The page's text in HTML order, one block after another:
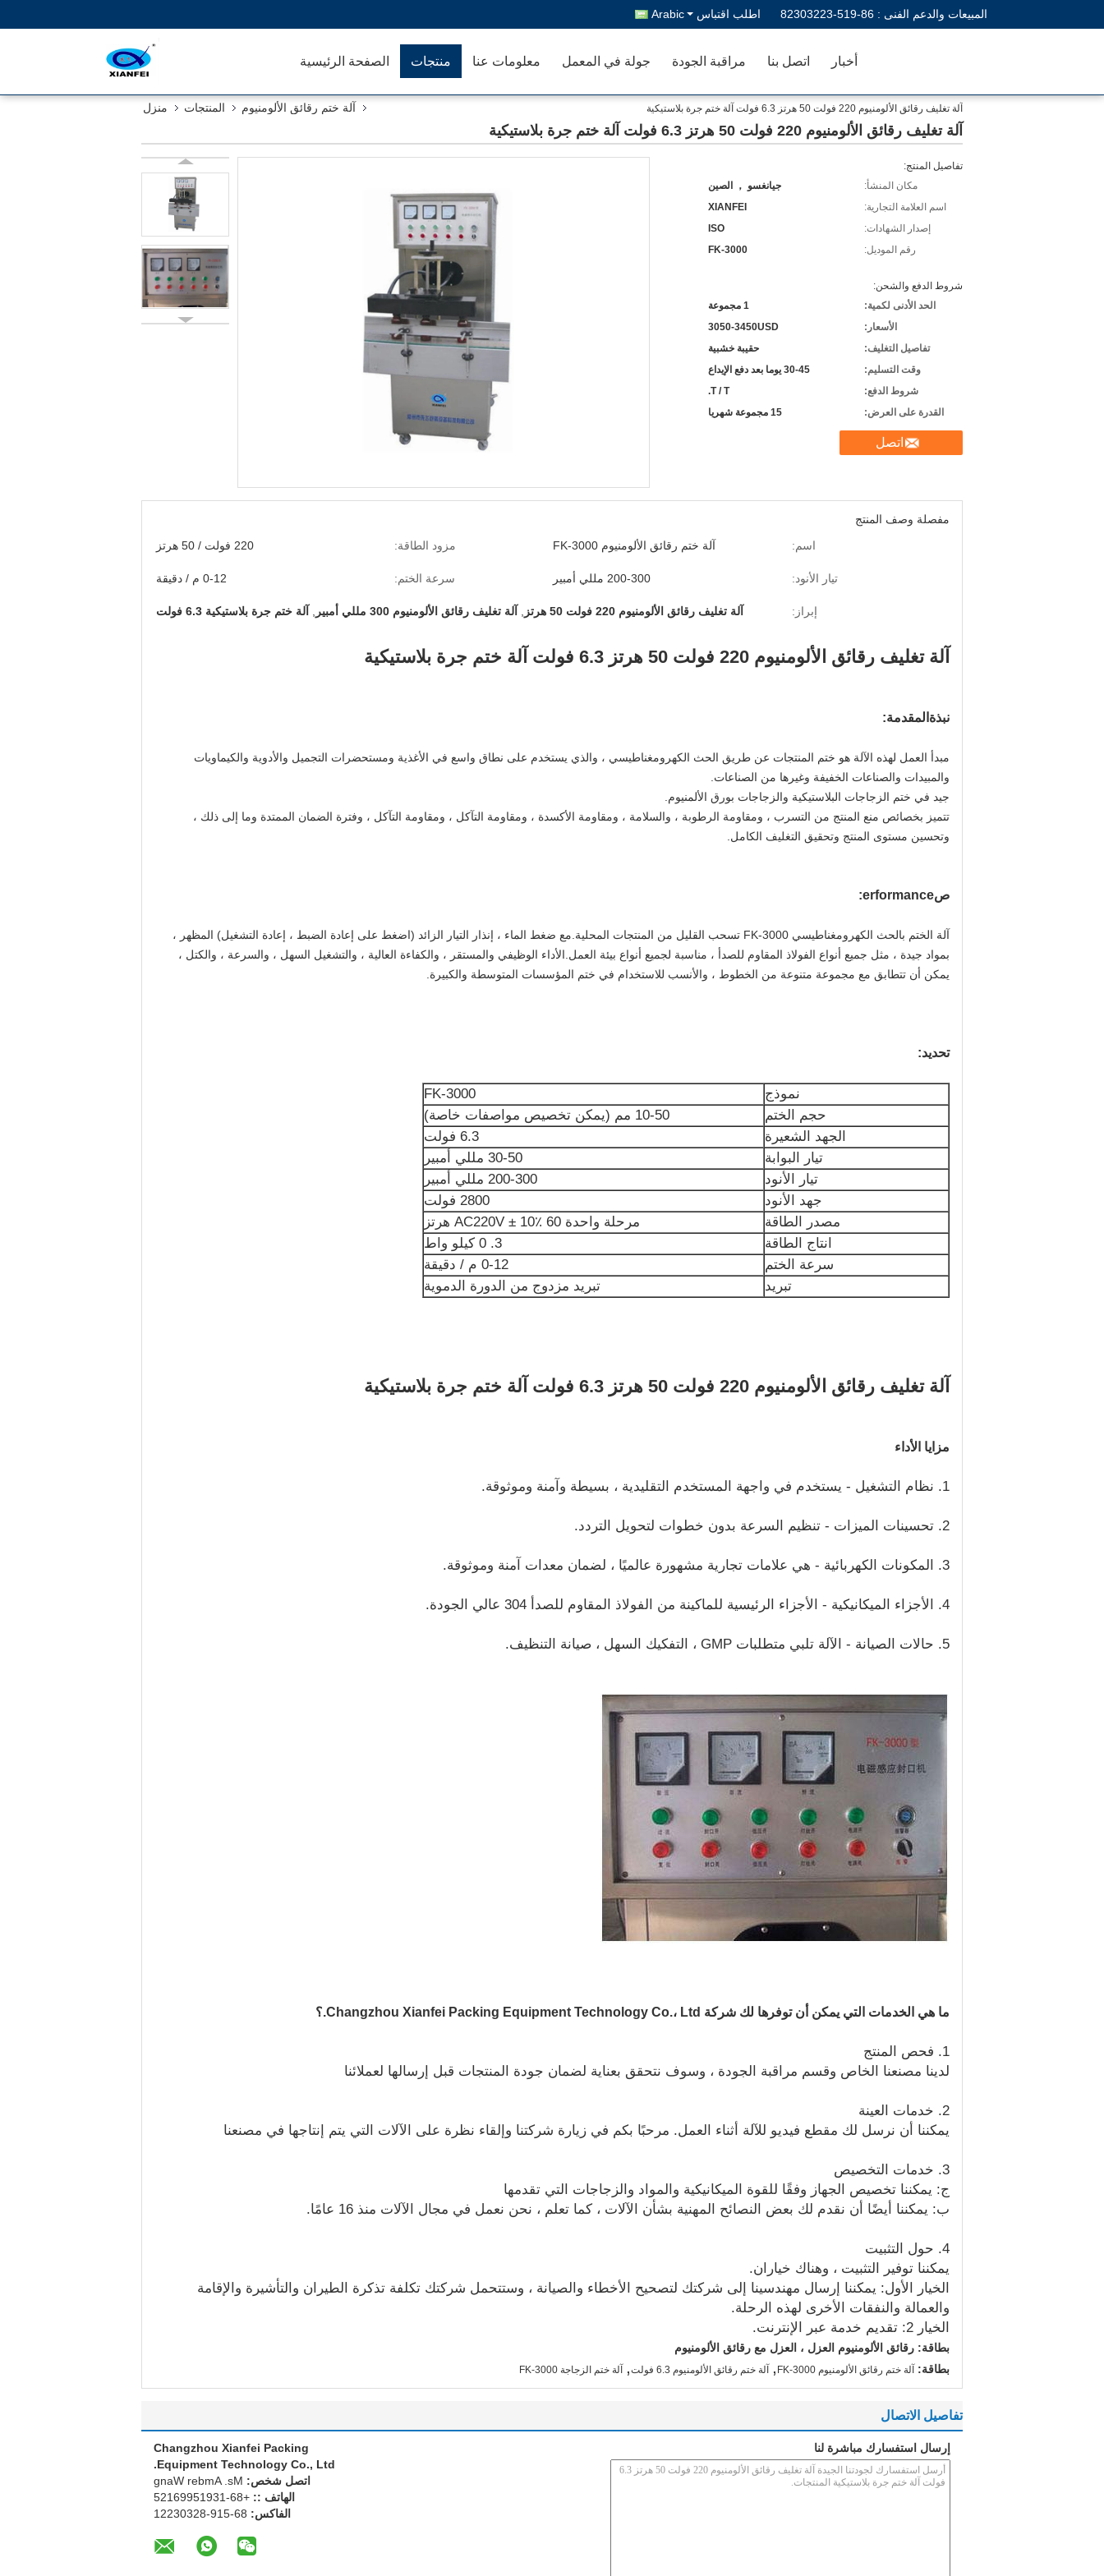
المبيعات والدعم الفنى : 86-519-82303223 اطلب اقتباس Arabic
الصفحة الرئيسية منتجات معلومات عنا جولة في المعمل مراقبة الجودة اتصل بنا أخبار
منزل المنتجات آلة ختم رقائق الألومنيوم آلة تغليف رقائق الألومنيوم 220 فولت 50 هرتز 6.3 فولت آلة ختم جرة بلاستيكية
آلة تغليف رقائق الألومنيوم 220 فولت 50 هرتز 6.3 فولت آلة ختم جرة بلاستيكية
تفاصيل المنتج:
مكان المنشأ:
جيانغسو ， الصين
اسم العلامة التجارية:
XIANFEI
إصدار الشهادات:
ISO
رقم الموديل:
FK-3000
شروط الدفع والشحن:
الحد الأدنى لكمية:
1 مجموعة
الأسعار:
3050-3450USD
تفاصيل التغليف:
حقيبة خشبية
وقت التسليم:
30-45 يوما بعد دفع الإيداع
شروط الدفع:
T / T.
القدرة على العرض:
15 مجموعة شهريا
اتصل
مفصلة وصف المنتج
اسم:
آلة ختم رقائق الألومنيوم FK-3000 مزود الطاقة: 220 فولت / 50 هرتز
تيار الأنود: 200-300 مللي أمبير سرعة الختم: 0-12 م / دقيقة
إبراز: آلة تغليف رقائق الألومنيوم 220 فولت 50 هرتز آلة تغليف رقائق الألومنيوم 300 مللي أمبير آلة ختم جرة بلاستيكية 6.3 فولت
آلة تغليف رقائق الألومنيوم 220 فولت 50 هرتز 6.3 فولت آلة ختم جرة بلاستيكية
نبذة المقدمة:
مبدأ العمل لهذه الآلة هو ختم المنتجات عن طريق الحث الكهرومغناطيسي ، والذي يستخدم على نطاق واسع في الأغذية ومستحضرات التجميل والأدوية والكيماويات
والمبيدات والصناعات الخفيفة وغيرها من الصناعات.
جيد في ختم الزجاجات البلاستيكية والزجاجات بورق الألمنيوم.
تتميز بخصائص منع المنتج من التسرب ، ومقاومة الرطوبة ، والسلامة ، ومقاومة الأكسدة ، ومقاومة التآكل ، ومقاومة التآكل ، وفترة الضمان الممتدة وما إلى ذلك ،
وتحسين مستوى المنتج وتحقيق التغليف الكامل.
صerformance
:
آلة الختم بالحث الكهرومغناطيسي FK-3000 تسحب القليل من المنتجات المحلية.مع ضغط الماء ، إنذار التيار الزائد (اضغط على إعادة الضبط ، إعادة التشغيل) المظهر ،
بمواد جيدة ، مثل جميع أنواع الفولاذ المقاوم للصدأ ، مناسبة لجميع أنواع بيئة العمل.الأداء الوظيفي والمستقر ، والكفاءة العالية ، والتشغيل السهل ، والسرعة ، والكتل ،
يمكن أن تتطابق مع مجموعة متنوعة من الخطوط ، والأنسب للاستخدام في ختم المؤسسات المتوسطة والكبيرة.
تحديد:
نموذج
FK-3000
حجم الختم
10-50 مم (يمكن تخصيص مواصفات خاصة)
الجهد الشعيرة
6.3 فولت
تيار البوابة
30-50 مللي أمبير
تيار الأنود
200-300 مللي أمبير
جهد الأنود
2800 فولت
مصدر الطاقة
مرحلة واحدة AC220V ± 10٪ 60 هرتز
انتاج الطاقة
3. 0 كيلو واط
سرعة الختم
0-12 م / دقيقة
تبريد
تبريد مزدوج من الدورة الدموية
آلة تغليف رقائق الألومنيوم 220 فولت 50 هرتز 6.3 فولت آلة ختم جرة بلاستيكية
مزايا الأداء
1. نظام التشغيل - يستخدم في واجهة المستخدم التقليدية ، بسيطة وآمنة وموثوقة.
2. تحسينات الميزات - تنظيم السرعة بدون خطوات لتحويل التردد.
3. المكونات الكهربائية - هي علامات تجارية مشهورة عالميًا ، لضمان معدات آمنة وموثوقة.
4. الأجزاء الميكانيكية - الأجزاء الرئيسية للماكينة من الفولاذ المقاوم للصدأ 304 عالي الجودة.
5. حالات الصيانة - الآلة تلبي متطلبات GMP ، التفكيك السهل ، صيانة التنظيف.
ما هي الخدمات التي يمكن أن توفرها لك شركة Changzhou Xianfei Packing Equipment Technology Co.، Ltd.؟
1. فحص المنتج
لدينا مصنعنا الخاص وقسم مراقبة الجودة ، وسوف نتحقق بعناية لضمان جودة المنتجات قبل إرسالها لعملائنا
2. خدمات العينة
يمكننا أن نرسل لك مقطع فيديو للآلة أثناء العمل. مرحبًا بكم في زيارة شركتنا وإلقاء نظرة على الآلات التي يتم إنتاجها في مصنعنا
3. خدمات التخصيص
ج: يمكننا تخصيص الجهاز وفقًا للقوة الميكانيكية والمواد والزجاجات التي تقدمها
ب: يمكننا أيضًا أن نقدم لك بعض النصائح المهنية بشأن الآلات ، كما تعلم ، نحن نعمل في مجال الآلات منذ 16 عامًا.
4. حول التثبيت
يمكننا توفير التثبيت ، وهناك خياران.
الخيار الأول: يمكننا إرسال مهندسينا إلى شركتك لتصحيح الأخطاء والصيانة ، وستتحمل شركتك تكلفة تذكرة الطيران والتأشيرة والإقامة
والعمالة والنفقات الأخرى لهذه الرحلة.
الخيار 2: تقديم خدمة عبر الإنترنت.
بطاقة: رقائق الألومنيوم العزل ، العزل مع رقائق الألومنيوم
بطاقة:
آلة ختم رقائق الألومنيوم FK-3000 , آلة ختم رقائق الألومنيوم 6.3 فولت , آلة ختم الزجاجة FK-3000
تفاصيل الاتصال
Changzhou Xianfei Packing
Equipment Technology Co., Ltd.
اتصل شخص: Ms. Amber Wang
الهاتف :: +86-13915996125
الفاكس: 86-519-82303221
إرسال استفسارك مباشرة لنا